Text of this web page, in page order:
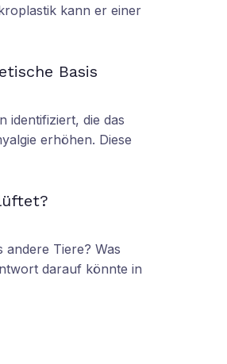
kann er einer
Basis
identifiziert, die das
erhöhen. Diese
Tiere? Was
darauf könnte in